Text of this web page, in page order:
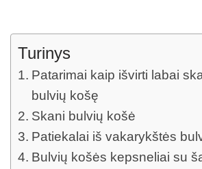
Turinys
Patarimai kaip išvirti labai
bulvių košę
Skani bulvių košė
Patiekalai iš vakarykštės
Bulvių košės kepsneliai su